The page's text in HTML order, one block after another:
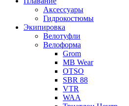
Аксессуары
Гидрокостюмы
Экипировка
Велотуфли
Велоформа
Grom
MB Wear
OTSO
SBR 88
VTR
WAA